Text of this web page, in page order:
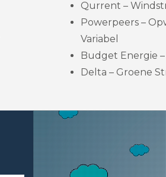
Qurrent –
Powerpeers –
Variabel
Budget Energie –
Delta – Groene